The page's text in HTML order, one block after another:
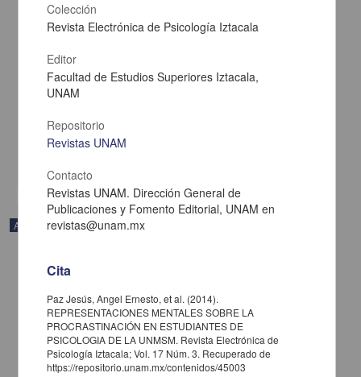
complexas
Pavanelli, Sergio; Lustosa Leite, Felipe; Zagury Tourinho,
Emmanuel - Facultad de Estudios Superiores Iztacala, UNAM;
2015-04-21
Artes y Humanidades
Artículo
Colección
Revista Electrónica de Psicología Iztacala
Editor
Facultad de Estudios Superiores Iztacala,
UNAM
Repositorio
Revistas UNAM
Contacto
Revistas UNAM. Dirección General de
Publicaciones y Fomento Editorial, UNAM en
revistas@unam.mx
Cita
Paz Jesús, Angel Ernesto, et al. (2014).
REPRESENTACIONES MENTALES SOBRE LA
PROCRASTINACIÓN EN ESTUDIANTES DE
PSICOLOGIA DE LA UNMSM. Revista Electrónica de
Psicología Iztacala; Vol. 17 Núm. 3. Recuperado de
https://repositorio.unam.mx/contenidos/45003